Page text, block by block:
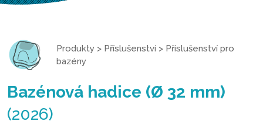
Produkty > Příslušenství > Příslušenství pro
bazény
Bazénová hadice (Ø 32 mm)
(2026)